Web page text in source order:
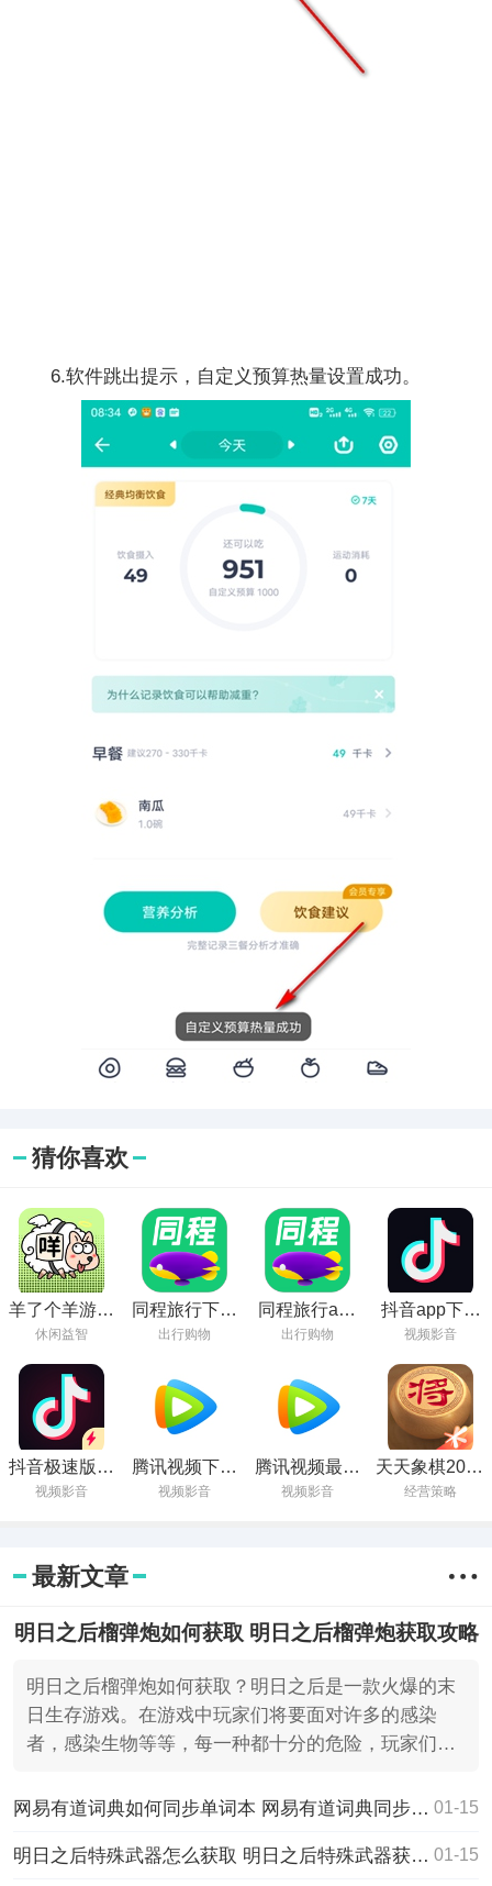
6.软件跳出提示，自定义预算热量设置成功。
猜你喜欢
羊了个羊游戏
下载安装
休闲益智
同程旅行下载
2022安卓最新
出行购物
同程旅行app
下载安装
出行购物
抖音app下载
安装官方免费
视频影音
抖音极速版官
方免费下载安
视频影音
腾讯视频下载
最新版
视频影音
腾讯视频最新
版下载
视频影音
天天象棋2025
最新版
经营策略
最新文章
明日之后榴弹炮如何获取 明日之后榴弹炮获取攻略
明日之后榴弹炮如何获取？明日之后是一款火爆的末
日生存游戏。在游戏中玩家们将要面对许多的感染
者，感染生物等等，每一种都十分的危险，玩家们想
网易有道词典如何同步单词本 网易有道词典同步单词本的方法 01-15
明日之后特殊武器怎么获取 明日之后特殊武器获取攻略 01-15